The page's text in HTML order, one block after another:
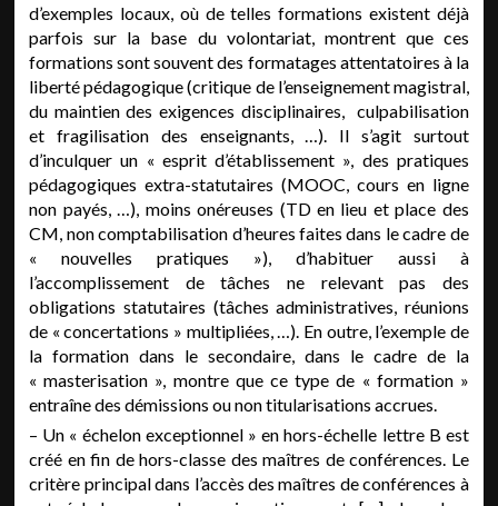
d’exemples locaux, où de telles formations existent déjà
parfois sur la base du volontariat, montrent que ces
formations sont souvent des formatages attentatoires à la
liberté pédagogique (critique de l’enseignement magistral,
du maintien des exigences disciplinaires, culpabilisation
et fragilisation des enseignants, …). Il s’agit surtout
d’inculquer un « esprit d’établissement », des pratiques
pédagogiques extra-statutaires (MOOC, cours en ligne
non payés, …), moins onéreuses (TD en lieu et place des
CM, non comptabilisation d’heures faites dans le cadre de
« nouvelles pratiques »), d’habituer aussi à
l’accomplissement de tâches ne relevant pas des
obligations statutaires (tâches administratives, réunions
de « concertations » multipliées, …). En outre, l’exemple de
la formation dans le secondaire, dans le cadre de la
« masterisation », montre que ce type de « formation »
entraîne des démissions ou non titularisations accrues.
– Un « échelon exceptionnel » en hors-échelle lettre B est
créé en fin de hors-classe des maîtres de conférences. Le
critère principal dans l’accès des maîtres de conférences à